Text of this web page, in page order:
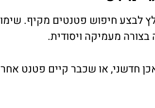
לבצע חיפוש פטנטים מקיף. שימו
מעמיקה ויסודית.
חדשני, או שכבר קיים פטנט אחר